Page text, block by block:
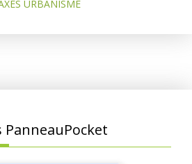
URBANISME
PanneauPocket